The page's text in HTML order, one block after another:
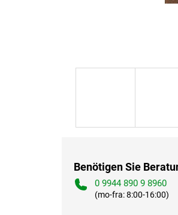
Benötigen Sie
0 9944 890 9 8960
(mo-fra: 8:00-16:00)